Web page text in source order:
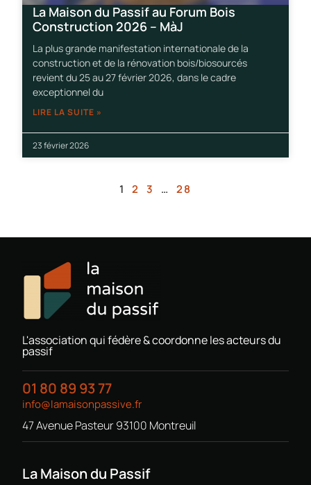
La Maison du Passif au Forum Bois
Construction 2026 – MàJ
La plus grande manifestation internationale de la
construction et de la rénovation bois/biosourcés
revient du 25 au 27 février 2026, dans le cadre
exceptionnel du
LIRE LA SUITE »
23 février 2026
1 2 3 … 28
L'association qui fédère & coordonne les acteurs du
passif
01 80 89 93 77
info@lamaisonpassive.fr
47 Avenue Pasteur 93100 Montreuil
La Maison du Passif